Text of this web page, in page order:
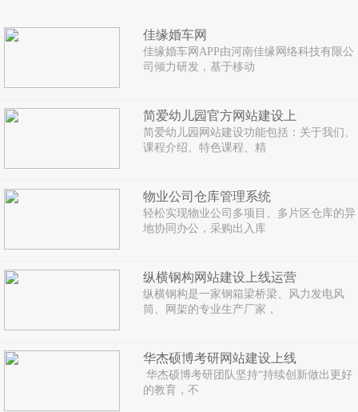
佳缘婚车网
佳缘婚车网APP由河南佳缘网络科技有限公
司倾力研发，基于移动
简爱幼儿园官方网站建设上
简爱幼儿园网站建设功能包括：关于我们、
课程介绍、特色课程、精
物业公司仓库管理系统
轻松实现物业公司多项目、多片区仓库的异
地协同办公，采购出入库
纵横钢构网站建设上线运营
纵横钢构是一家钢箱梁桥梁、风力发电风
筒、网架的专业生产厂家，
华杰硕博考研网站建设上线
华杰硕博考研团队坚持“持续创新做出更好
的教育，不